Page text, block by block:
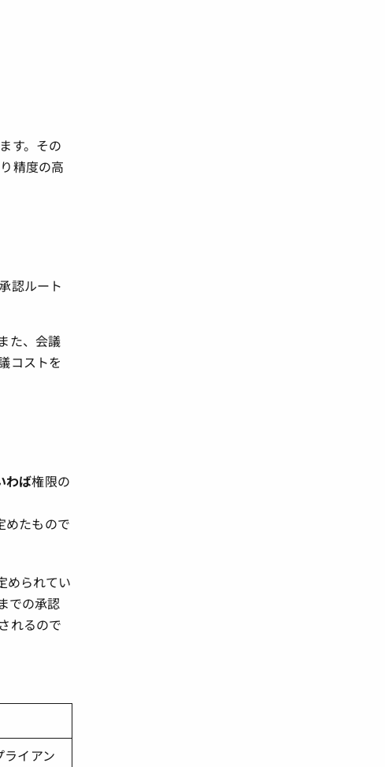
す。その
精度の高
認ルート
た、会議
コストを
わば権限の
めたもので
められてい
での承認
れるので
イアン